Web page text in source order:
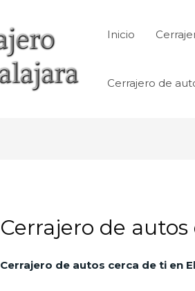
Inicio
Cerrajero de
Cerrajero de
Cerrajero de autos cerca de ti en